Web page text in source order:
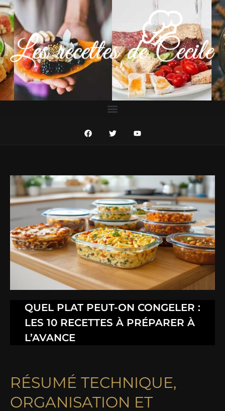
QUEL PLAT PEUT-ON CONGELER :
LES 10 RECETTES À PRÉPARER À
L’AVANCE
RÉSUMÉ TECHNIQUE,
ORGANISATION ET